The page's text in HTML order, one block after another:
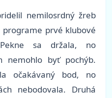
nemilosrdný žreb
prvé klubové
sa držala, no
nemohlo byť pochýb.
očakávaný bod, no
nebodovala. Druhá